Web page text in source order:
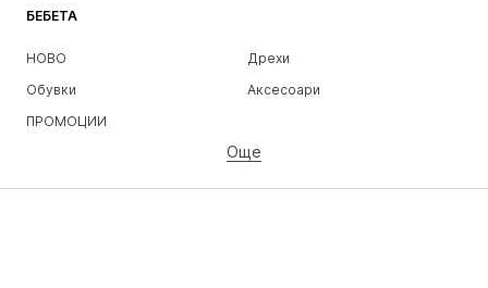
БЕБЕТА
НОВО
Дрехи
Обувки
Аксесоари
ПРОМОЦИИ
Още